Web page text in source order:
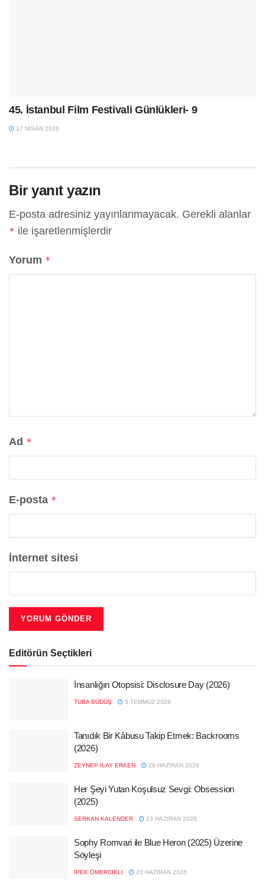
45. İstanbul Film Festivali Günlükleri- 9
17 NISAN 2026
Bir yanıt yazın
E-posta adresiniz yayınlanmayacak. Gerekli alanlar
* ile işaretlenmişlerdir
Yorum *
Ad *
E-posta *
İnternet sitesi
Editörün Seçtikleri
İnsanlığın Otopsisi: Disclosure Day (2026)
TUBA BÜDÜŞ 5 TEMMUZ 2026
Tanıdık Bir Kâbusu Takip Etmek: Backrooms
(2026)
ZEYNEP İLAY ERKEN 29 HAZIRAN 2026
Her Şeyi Yutan Koşulsuz Sevgi: Obsession
(2025)
SERKAN KALENDER 23 HAZIRAN 2026
Sophy Romvari ile Blue Heron (2025) Üzerine
Söyleşi
İPEK ÖMERCIKLI 20 HAZIRAN 2026